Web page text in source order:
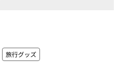
旅行グッズ